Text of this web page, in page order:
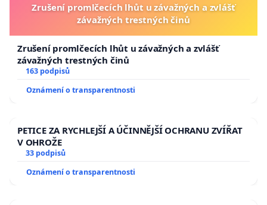
Zrušení promlčecích lhůt u závažných a zvlášť
závažných trestných činů
Zrušení promlčecích lhůt u závažných a zvlášť
závažných trestných činů
163 podpisů
Oznámení o transparentnosti
PETICE ZA RYCHLEJŠÍ A ÚČINNĚJŠÍ OCHRANU ZVÍŘAT
V OHROŽE
33 podpisů
Oznámení o transparentnosti